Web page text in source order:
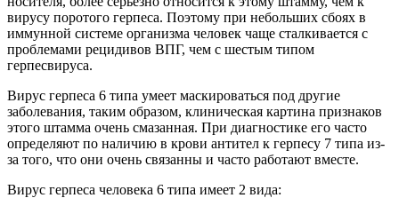
вирусу поротого герпеса. Поэтому при небольших сбоях в
иммунной системе организма человек чаще сталкивается с
проблемами рецидивов ВПГ, чем с шестым типом
герпесвируса.
Вирус герпеса 6 типа умеет маскироваться под другие
заболевания, таким образом, клиническая картина признаков
этого штамма очень смазанная. При диагностике его часто
определяют по наличию в крови антител к герпесу 7 типа из-
за того, что они очень связанны и часто работают вместе.
Вирус герпеса человека 6 типа имеет 2 вида: